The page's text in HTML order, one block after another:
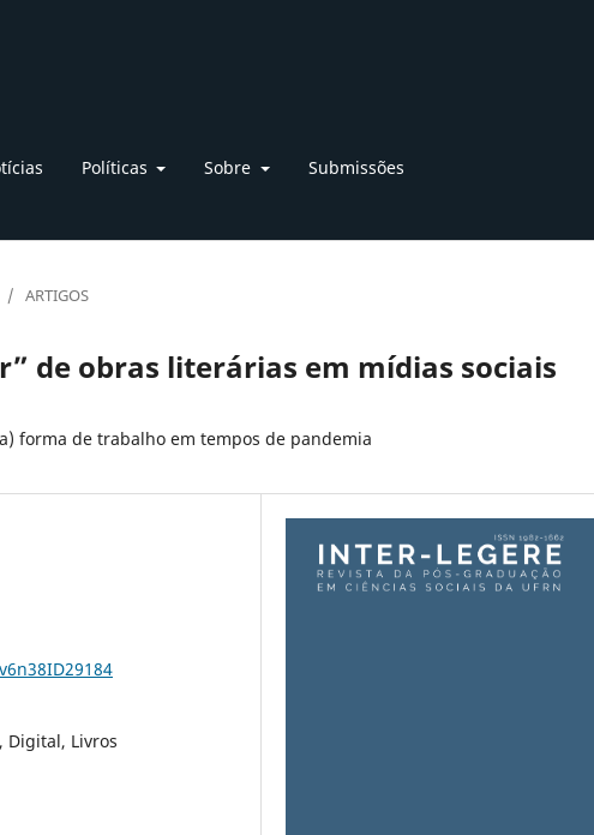
Políticas Sobre Submissões
/ ARTIGOS
de obras literárias em mídias sociais
forma de trabalho em tempos de pandemia
Digital, Livros